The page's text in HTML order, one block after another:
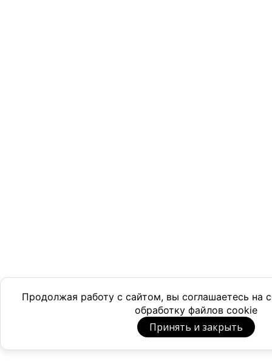
Продолжая работу с сайтом, вы соглашаетесь на
обработку файлов cookie
Принять и закрыть